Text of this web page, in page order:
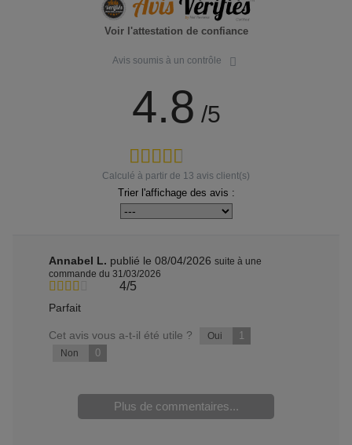
Voir l'attestation de confiance
Avis soumis à un contrôle
4.8 /5
Calculé à partir de 13 avis client(s)
Trier l'affichage des avis :
Annabel L. publié le 08/04/2026 suite à une
commande du 31/03/2026
4/5
Parfait
Cet avis vous a-t-il été utile ? Oui 1
Non 0
Plus de commentaires...